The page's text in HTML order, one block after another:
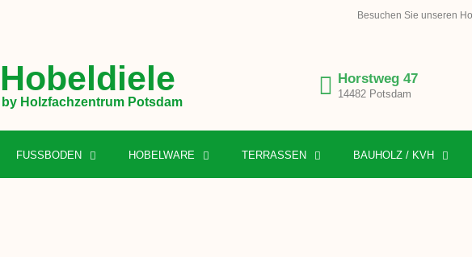
Besuchen Sie unseren
Hobeldiele
by Holzfachzentrum Potsdam
Horstweg 47
14482 Potsdam
FUSSBODEN HOBELWARE TERRASSEN BAUHOLZ / KVH